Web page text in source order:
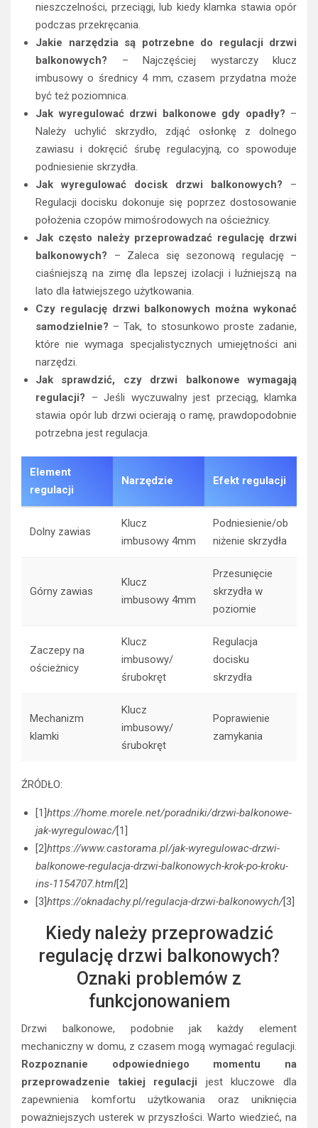
nieszczelności, przeciągi, lub kiedy klamka stawia opór
podczas przekręcania.
Jakie narzędzia są potrzebne do regulacji drzwi
balkonowych? – Najczęściej wystarczy klucz
imbusowy o średnicy 4 mm, czasem przydatna może
być też poziomnica.
Jak wyregulować drzwi balkonowe gdy opadły? –
Należy uchylić skrzydło, zdjąć osłonkę z dolnego
zawiasu i dokręcić śrubę regulacyjną, co spowoduje
podniesienie skrzydła.
Jak wyregulować docisk drzwi balkonowych? –
Regulacji docisku dokonuje się poprzez dostosowanie
położenia czopów mimośrodowych na ościeżnicy.
Jak często należy przeprowadzać regulację drzwi
balkonowych? – Zaleca się sezonową regulację –
ciaśniejszą na zimę dla lepszej izolacji i luźniejszą na
lato dla łatwiejszego użytkowania.
Czy regulację drzwi balkonowych można wykonać
samodzielnie? – Tak, to stosunkowo proste zadanie,
które nie wymaga specjalistycznych umiejętności ani
narzędzi.
Jak sprawdzić, czy drzwi balkonowe wymagają
regulacji? – Jeśli wyczuwalny jest przeciąg, klamka
stawia opór lub drzwi ocierają o ramę, prawdopodobnie
potrzebna jest regulacja.
Element
regulacji
Narzędzie Efekt regulacji
Dolny zawias
Klucz
imbusowy 4mm
Podniesienie/ob
niżenie skrzydła
Górny zawias
Klucz
imbusowy 4mm
Przesunięcie
skrzydła w
poziomie
Zaczepy na
ościeżnicy
Klucz
imbusowy/
śrubokręt
Regulacja
docisku
skrzydła
Mechanizm
klamki
Klucz
imbusowy/
śrubokręt
Poprawienie
zamykania
ŹRÓDŁO:
[1]https://home.morele.net/poradniki/drzwi-balkonowe-
jak-wyregulowac/[1]
[2]https://www.castorama.pl/jak-wyregulowac-drzwi-
balkonowe-regulacja-drzwi-balkonowych-krok-po-kroku-
ins-1154707.html[2]
[3]https://oknadachy.pl/regulacja-drzwi-balkonowych/[3]
Kiedy należy przeprowadzić
regulację drzwi balkonowych?
Oznaki problemów z
funkcjonowaniem
Drzwi balkonowe, podobnie jak każdy element
mechaniczny w domu, z czasem mogą wymagać regulacji.
Rozpoznanie odpowiedniego momentu na
przeprowadzenie takiej regulacji jest kluczowe dla
zapewnienia komfortu użytkowania oraz uniknięcia
poważniejszych usterek w przyszłości. Warto wiedzieć, na